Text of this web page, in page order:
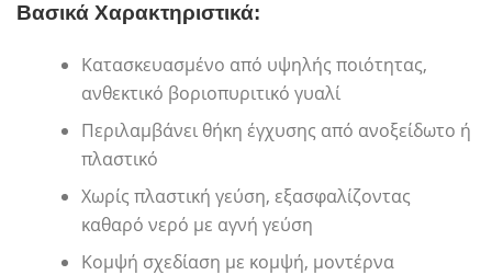
Βασικά Χαρακτηριστικά:
Κατασκευασμένο από υψηλής ποιότητας,
ανθεκτικό βοριοπυριτικό γυαλί
Περιλαμβάνει θήκη έγχυσης από ανοξείδωτο ή
πλαστικό
Χωρίς πλαστική γεύση, εξασφαλίζοντας
καθαρό νερό με αγνή γεύση
Κομψή σχεδίαση με κομψή, μοντέρνα